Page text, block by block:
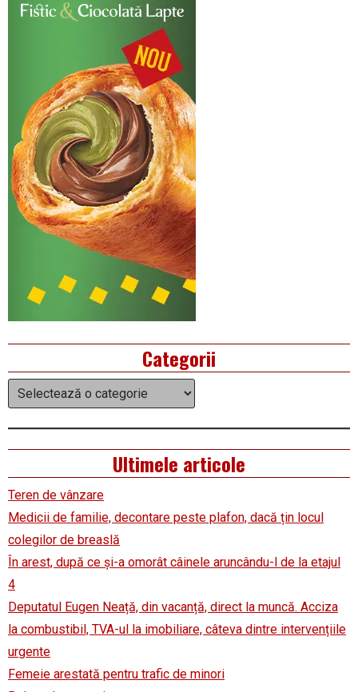
Categorii
Categorii
Ultimele articole
Teren de vânzare
Medicii de familie, decontare peste plafon, dacă țin locul
colegilor de breaslă
În arest, după ce și-a omorât câinele aruncându-l de la etajul
4
Deputatul Eugen Neață, din vacanță, direct la muncă. Acciza
la combustibil, TVA-ul la imobiliare, câteva dintre intervențiile
urgente
Femeie arestată pentru trafic de minori